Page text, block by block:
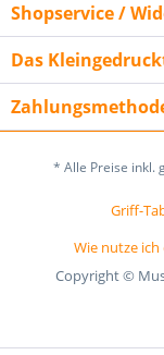
Shopservice /
Das
* Alle Preise inkl.
Griff-
Wie nutze ich
Copyright ©